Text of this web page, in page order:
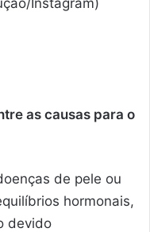
as causas para o
de pele ou
hormonais,
devido